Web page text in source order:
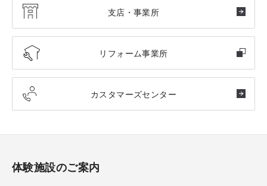
支店・事業所
リフォーム事業所
カスタマーズセンター
体験施設のご案内